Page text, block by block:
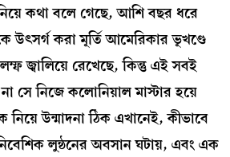
নিয়ে কথা বলে গেছে, আশি বছর ধরে
উৎসর্গ করা মূর্তি আমেরিকার ভূখণ্ডে
জ্বালিয়ে রেখেছে, কিন্তু এই সবই
সে নিজে কলোনিয়াল মাস্টার হয়ে
নিয়ে উন্মাদনা ঠিক এখানেই, কীভাবে
লুন্ঠনের অবসান ঘটায়, এবং এক